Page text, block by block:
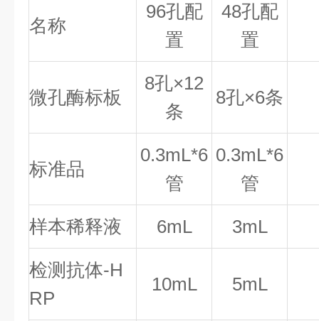
名称
96孔配
置
48孔配
置
微孔酶标板
8孔×12
条
8孔×6条
标准品
0.3mL*6
管
0.3mL*6
管
样本稀释液 6mL 3mL
检测抗体-H
RP
10mL 5mL